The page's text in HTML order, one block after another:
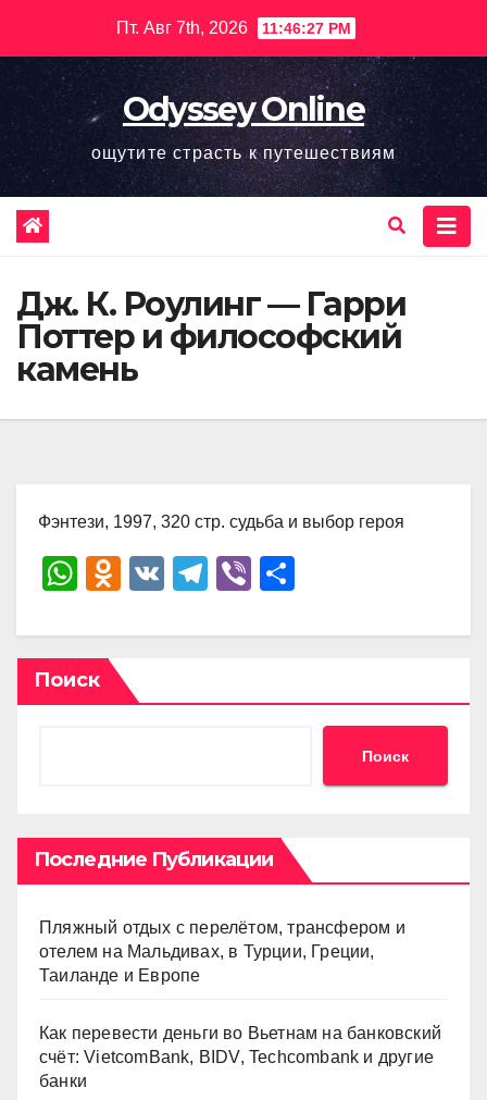
содержимому
Пт. Авг 7th, 2026 11:46:29 PM
Odyssey Online
ощутите страсть к путешествиям
Дж. К. Роулинг — Гарри
Поттер и философский
камень
Фэнтези, 1997, 320 стр. судьба и выбор героя
W
at
s
A
O
n
o
kl
ki
V
T
e
a
Vi
er р
в
ть
Поиск
Поиск
Последние Публикации
Пляжный отдых с перелётом, трансфером и
отелем на Мальдивах, в Турции, Греции,
Таиланде и Европе
Как перевести деньги во Вьетнам на банковский
счёт: VietcomBank, BIDV, Techcombank и другие
банки